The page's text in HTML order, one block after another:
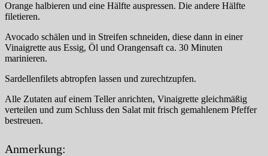
Orange halbieren und eine Hälfte auspressen. Die andere Hälfte
filetieren.
Avocado schälen und in Streifen schneiden, diese dann in einer
Vinaigrette aus Essig, Öl und Orangensaft ca. 30 Minuten
marinieren.
Sardellenfilets abtropfen lassen und zurechtzupfen.
Alle Zutaten auf einem Teller anrichten, Vinaigrette gleichmäßig
verteilen und zum Schluss den Salat mit frisch gemahlenem Pfeffer
bestreuen.
Anmerkung: